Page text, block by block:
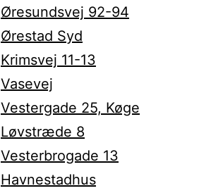
Øresundsvej 92-94
Ørestad Syd
Krimsvej 11-13
Vasevej
Vestergade 25, Køge
Løvstræde 8
Vesterbrogade 13
Havnestadhus